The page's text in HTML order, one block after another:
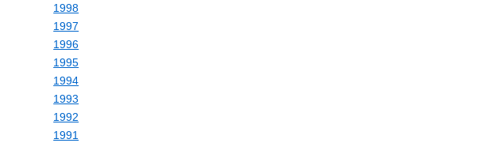
1998
1997
1996
1995
1994
1993
1992
1991